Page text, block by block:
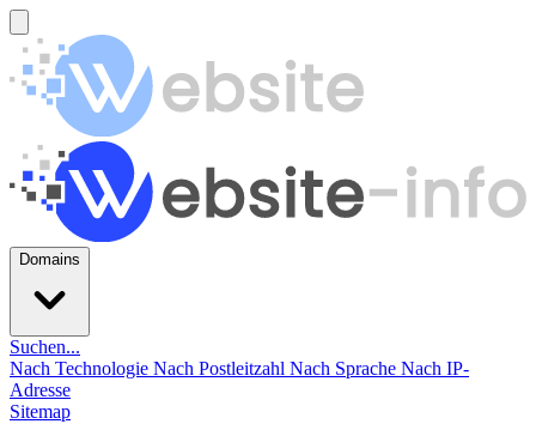
Domains
Suchen...
Nach Technologie Nach Postleitzahl Nach Sprache Nach IP-
Adresse
Sitemap